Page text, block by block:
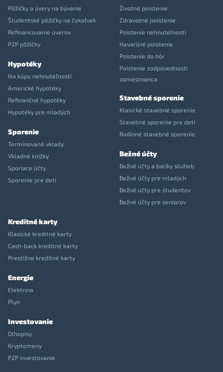
Pôžičky a úvery na bývanie
Študentské pôžičky na čokoľvek
Refinancovanie úverov
P2P pôžičky
Hypotéky
Na kúpu nehnuteľnosti
Americké hypotéky
Refinančné hypotéky
Hypotéky pre mladých
Sporenie
Termínované vklady
Vkladné knížky
Sporiace účty
Sporenie pre deti
Životné poistenie
Zdravotné poistenie
Poistenie nehnuteľnosti
Havarijné poistenie
Poistenie do hôr
Poistenie zodpovednosti
zamestnanca
Stavebné sporenie
Klasické stavebné sporenie
Stavebné sporenie pre deti
Rodinné stavebné sporenie
Bežné účty
Bežné účty a balíky služieb
Bežné účty pre mladých
Bežné účty pre študentov
Bežné účty pre seniorov
Kreditné karty
Klasické kreditné karty
Cash-back kreditné karty
Prestížne kreditné karty
Energie
Elektrina
Plyn
Investovanie
Dlhopisy
Kryptomeny
P2P investovanie